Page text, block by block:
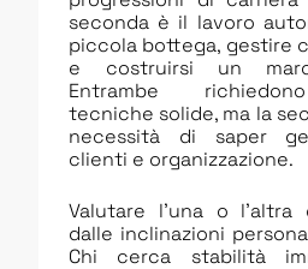
seconda è il lavoro
piccola bottega, gestire
e costruirsi un
Entrambe
tecniche solide, ma la
necessità di saper
clienti e organizzazione.
Valutare l’una o l’altra
dalle inclinazioni
Chi cerca stabilità